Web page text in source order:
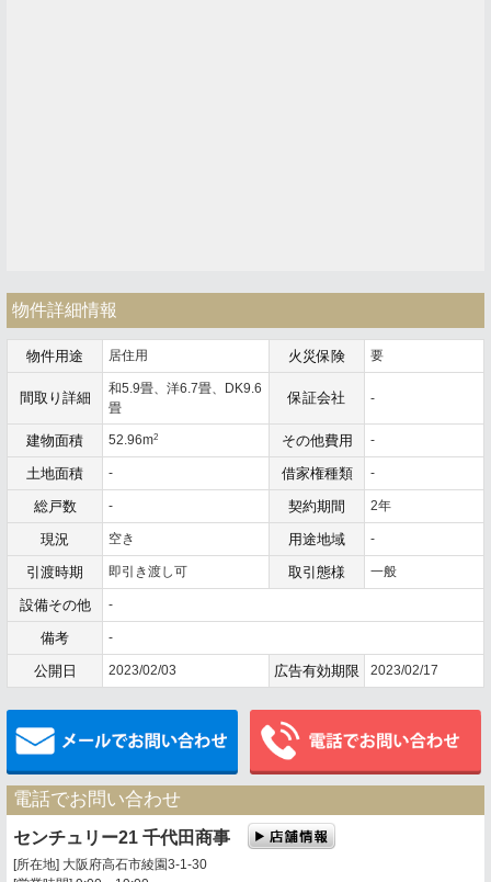
物件詳細情報
物件用途 居住用 火災保険 要
間取り詳細
和5.9畳、洋6.7畳、DK9.6
畳
保証会社 -
建物面積 52.96m2 その他費用 -
土地面積 - 借家権種類 -
総戸数 - 契約期間 2年
現況 空き 用途地域 -
引渡時期 即引き渡し可 取引態様 一般
設備その他 -
備考 -
公開日 2023/02/03 広告有効期限 2023/02/17
メールでお問い合わせ
電話でお問い合わせ
センチュリー21 千代田商事
[所在地] 大阪府高石市綾園3-1-30